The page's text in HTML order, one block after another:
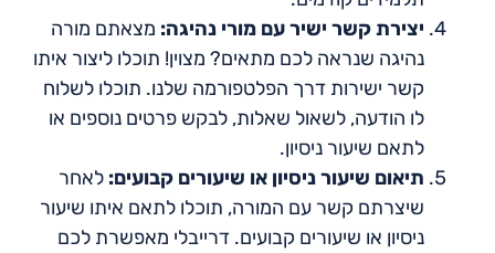
יצירת קשר ישיר עם מורי נהיגה: מצאתם מורה
נהיגה שנראה לכם מתאים? מצוין! תוכלו ליצור איתו
קשר ישירות דרך הפלטפורמה שלנו. תוכלו לשלוח
לו הודעה, לשאול שאלות, לבקש פרטים נוספים או
לתאם שיעור ניסיון.
תיאום שיעור ניסיון או שיעורים קבועים: לאחר
שיצרתם קשר עם המורה, תוכלו לתאם איתו שיעור
ניסיון או שיעורים קבועים. דרייבלי מאפשרת לכם